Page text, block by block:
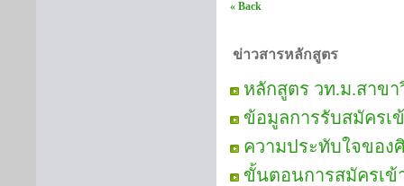
« Back
ข่าวสารหลักสูตร
หลักสูตร วท.ม.สาข
ข้อมูลการรับสมัคร
ความประทับใจของ
ขั้นตอนการสมัครเข้